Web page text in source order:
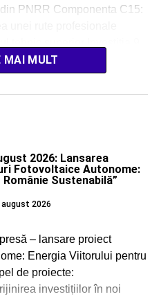
PNRR Componenta C15:
a resurselor tehnologice
MAI MULT
2026: Lansarea
Fotovoltaice Autonome:
Sustenabilă”
august 2026
– lansare proiect
Energia Viitorului pentru
de proiecte:
investițiilor în noi